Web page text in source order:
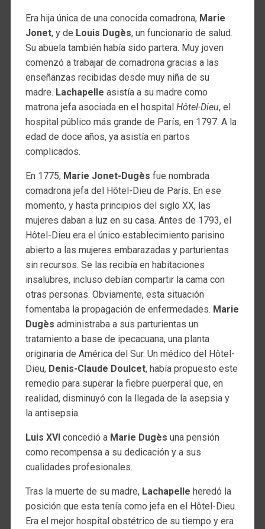
Era hija única de una conocida comadrona, Marie
Jonet, y de Louis Dugès, un funcionario de salud.
Su abuela también había sido partera. Muy joven
comenzó a trabajar de comadrona gracias a las
enseñanzas recibidas desde muy niña de su
madre. Lachapelle asistía a su madre como
matrona jefa asociada en el hospitalHôtel-Dieu, el
hospital público más grande de París, en 1797. A la
edad de doce años, ya asistía en partos
complicados.
En 1775, Marie Jonet-Dugès fue nombrada
comadrona jefa del Hôtel-Dieu de París. En ese
momento, y hasta principios del siglo XX, las
mujeres daban a luz en su casa. Antes de 1793, el
Hôtel-Dieu era el único establecimiento parisino
abierto a las mujeres embarazadas y parturientas
sin recursos. Se las recibía en habitaciones
insalubres, incluso debían compartir la cama con
otras personas. Obviamente, esta situación
fomentaba la propagación de enfermedades. Marie
Dugès administraba a sus parturientas un
tratamiento a base de ipecacuana, una planta
originaria de América del Sur. Un médico del Hôtel-
Dieu, Denis-Claude Doulcet, había propuesto este
remedio para superar la fiebre puerperal que, en
realidad, disminuyó con la llegada de la asepsia y
la antisepsia.
Luis XVIconcedió a Marie Dugès una pensión
como recompensa a su dedicación y a sus
cualidades profesionales.
Tras la muerte de su madre, Lachapelle heredó la
posición que esta tenía como jefa en el Hôtel-Dieu.
Era el mejor hospital obstétrico de su tiempo y era